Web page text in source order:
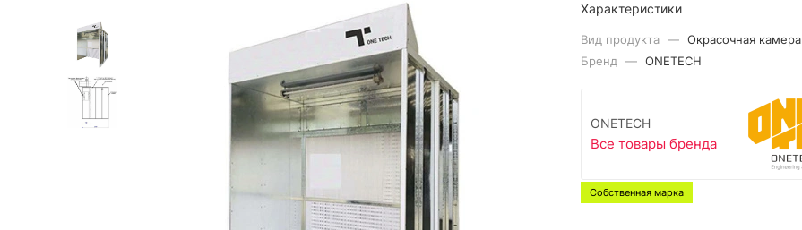
Характеристики
Вид продукта — Окрасочная камера
Бренд
— ONETECH
ONETECH
Все товары бренда
Собственная марка